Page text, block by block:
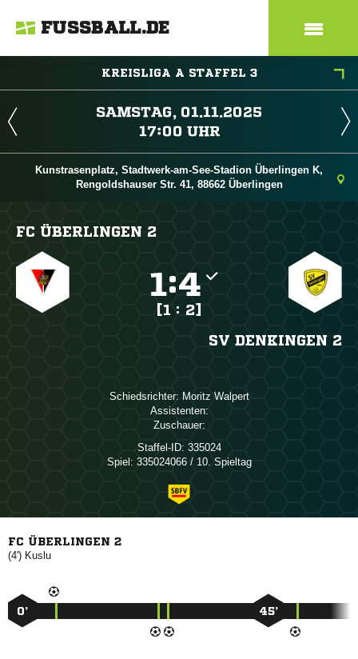
FUSSBALL.DE
KREISLIGA A STAFFEL 3
 
 
Kunstrasenplatz, Stadtwerk-am-See-Stadion Überlingen K,
Rengoldshauser Str. 41, 88662 Überlingen
FC ÜBERLINGEN 2
:
[1 : 2]
SV DENKINGEN 2
Schiedsrichter:  
Assistenten:
Zuschauer:
Staffel-ID: 335024
Spiel: 335024066 / 10. Spieltag
FC ÜBERLINGEN 2
(4') 
0’ 45’